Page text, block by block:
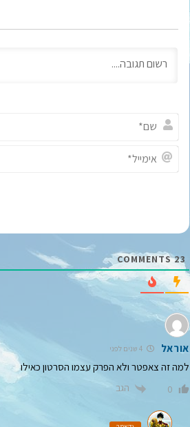
23
COMMENTS
אוראל 4 שנים לפני
למה זה צאפטר ולא הפרק עצמו הסרטון כאילו
0 הגב